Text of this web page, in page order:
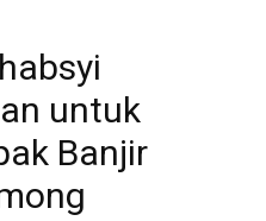
untuk
Banjir